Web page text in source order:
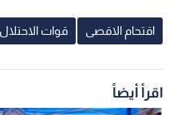
اقتحام الاقصى قوات الاحتلال
اقرأ أيضاً